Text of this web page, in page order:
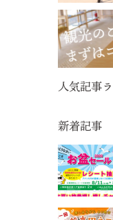
人気記事
新着記事